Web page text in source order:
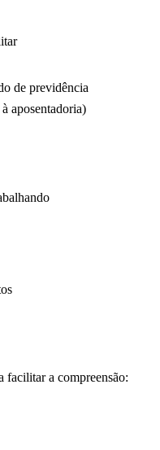
de previdência
aposentadoria)
facilitar a compreensão: